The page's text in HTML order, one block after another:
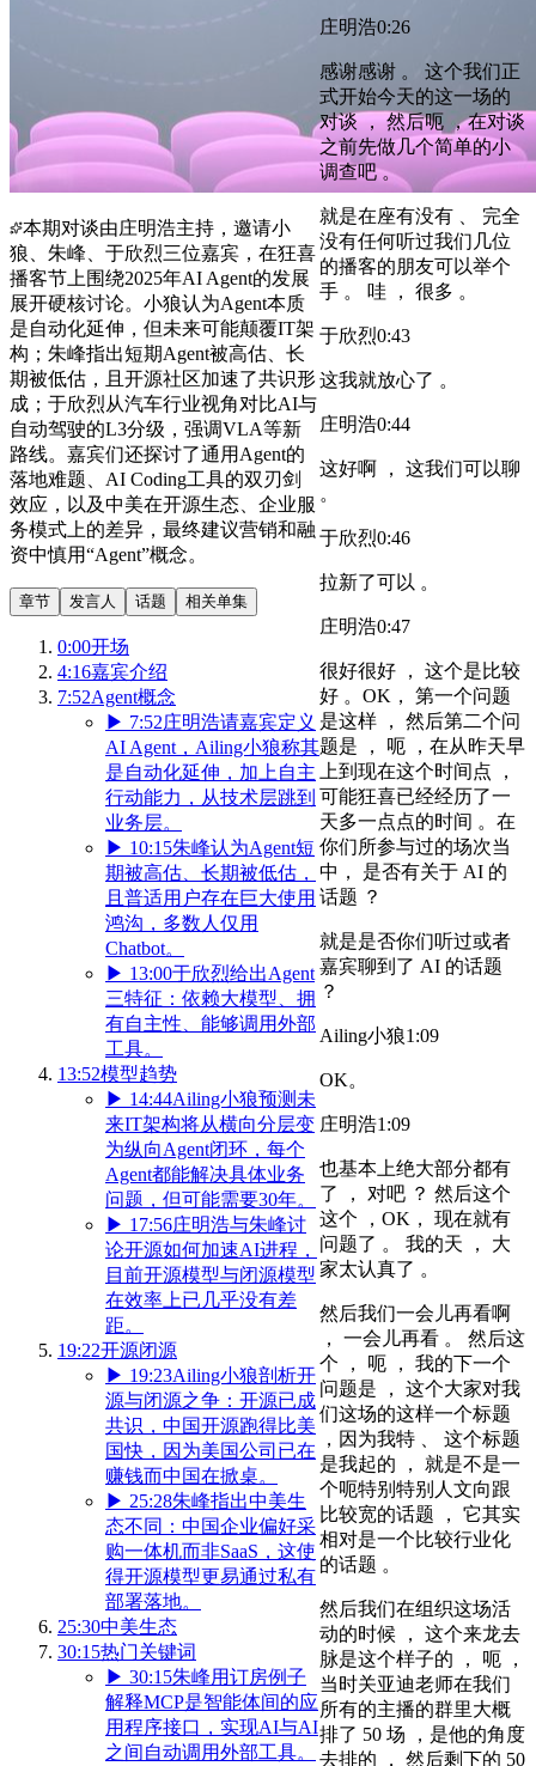
本期对谈由庄明浩主持，邀请小
狼、朱峰、于欣烈三位嘉宾，在狂喜
播客节上围绕2025年AI Agent的发展
展开硬核讨论。小狼认为Agent本质
是自动化延伸，但未来可能颠覆IT架
构；朱峰指出短期Agent被高估、长
期被低估，且开源社区加速了共识形
成；于欣烈从汽车行业视角对比AI与
自动驾驶的L3分级，强调VLA等新
路线。嘉宾们还探讨了通用Agent的
落地难题、AI Coding工具的双刃剑
效应，以及中美在开源生态、企业服
务模式上的差异，最终建议营销和融
资中慎用“Agent”概念。
章节 发言人 话题 相关单集
0:00开场
4:16嘉宾介绍
7:52Agent概念
▶ 7:52庄明浩请嘉宾定义
AI Agent，Ailing小狼称其
是自动化延伸，加上自主
行动能力，从技术层跳到
业务层。
▶ 10:15朱峰认为Agent短
期被高估、长期被低估，
且普适用户存在巨大使用
鸿沟，多数人仅用
Chatbot。
▶ 13:00于欣烈给出Agent
三特征：依赖大模型、拥
有自主性、能够调用外部
工具。
13:52模型趋势
▶ 14:44Ailing小狼预测未
来IT架构将从横向分层变
为纵向Agent闭环，每个
Agent都能解决具体业务
问题，但可能需要30年。
▶ 17:56庄明浩与朱峰讨
论开源如何加速AI进程，
目前开源模型与闭源模型
在效率上已几乎没有差
距。
19:22开源闭源
▶ 19:23Ailing小狼剖析开
源与闭源之争：开源已成
共识，中国开源跑得比美
国快，因为美国公司已在
赚钱而中国在掀桌。
▶ 25:28朱峰指出中美生
态不同：中国企业偏好采
购一体机而非SaaS，这使
得开源模型更易通过私有
部署落地。
25:30中美生态
30:15热门关键词
▶ 30:15朱峰用订房例子
解释MCP是智能体间的应
用程序接口，实现AI与AI
之间自动调用外部工具。
庄明浩0:26
感谢感谢 。 这个我们正
式开始今天的这一场的
对谈 ， 然后呃 ，在对谈
之前先做几个简单的小
调查吧 。
就是在座有没有 、 完全
没有任何听过我们几位
的播客的朋友可以举个
手 。 哇 ， 很多 。
于欣烈0:43
这我就放心了 。
庄明浩0:44
这好啊 ， 这我们可以聊
。
于欣烈0:46
拉新了可以 。
庄明浩0:47
很好很好 ， 这个是比较
好 。OK， 第一个问题
是这样 ， 然后第二个问
题是 ， 呃 ，在从昨天早
上到现在这个时间点 ，
可能狂喜已经经历了一
天多一点点的时间 。在
你们所参与过的场次当
中， 是否有关于 AI 的
话题 ？
就是是否你们听过或者
嘉宾聊到了 AI 的话题
？
Ailing小狼1:09
OK。
庄明浩1:09
也基本上绝大部分都有
了 ， 对吧 ？ 然后这个
这个 ，OK， 现在就有
问题了 。 我的天 ， 大
家太认真了 。
然后我们一会儿再看啊
， 一会儿再看 。 然后这
个 ， 呃 ， 我的下一个
问题是 ， 这个大家对我
们这场的这样一个标题
，因为我特 、 这个标题
是我起的 ， 就是不是一
个呃特别特别人文向跟
比较宽的话题 ， 它其实
相对是一个比较行业化
的话题 。
然后我们在组织这场活
动的时候 ， 这个来龙去
脉是这个样子的 ， 呃 ，
当时关亚迪老师在我们
所有的主播的群里大概
排了 50 场 ，是他的角度
去排的 ， 然后剩下的 50